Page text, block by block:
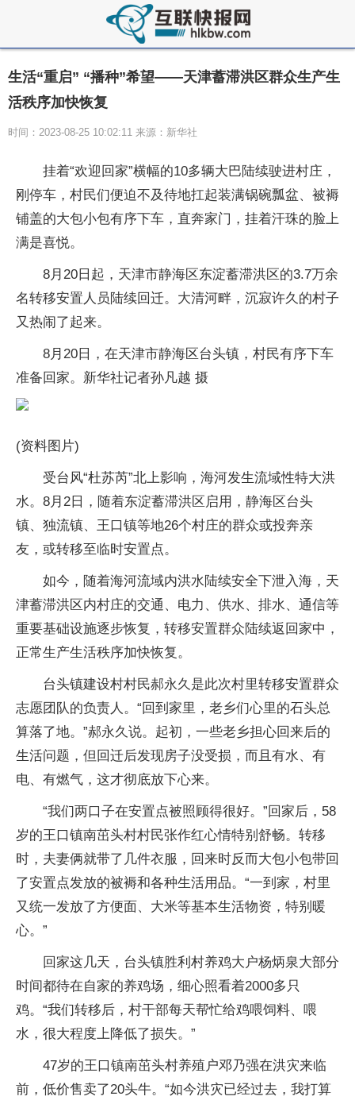
生活“重启” “播种”希望——天津蓄滞洪区群众生产生
活秩序加快恢复
时间：2023-08-25 10:02:11 来源：新华社
挂着“欢迎回家”横幅的10多辆大巴陆续驶进村庄，
刚停车，村民们便迫不及待地扛起装满锅碗瓢盆、被褥
铺盖的大包小包有序下车，直奔家门，挂着汗珠的脸上
满是喜悦。
8月20日起，天津市静海区东淀蓄滞洪区的3.7万余
名转移安置人员陆续回迁。大清河畔，沉寂许久的村子
又热闹了起来。
8月20日，在天津市静海区台头镇，村民有序下车
准备回家。新华社记者孙凡越 摄
(资料图片)
受台风“杜苏芮”北上影响，海河发生流域性特大洪
水。8月2日，随着东淀蓄滞洪区启用，静海区台头
镇、独流镇、王口镇等地26个村庄的群众或投奔亲
友，或转移至临时安置点。
如今，随着海河流域内洪水陆续安全下泄入海，天
津蓄滞洪区内村庄的交通、电力、供水、排水、通信等
重要基础设施逐步恢复，转移安置群众陆续返回家中，
正常生产生活秩序加快恢复。
台头镇建设村村民郝永久是此次村里转移安置群众
志愿团队的负责人。“回到家里，老乡们心里的石头总
算落了地。”郝永久说。起初，一些老乡担心回来后的
生活问题，但回迁后发现房子没受损，而且有水、有
电、有燃气，这才彻底放下心来。
“我们两口子在安置点被照顾得很好。”回家后，58
岁的王口镇南茁头村村民张作红心情特别舒畅。转移
时，夫妻俩就带了几件衣服，回来时反而大包小包带回
了安置点发放的被褥和各种生活用品。“一到家，村里
又统一发放了方便面、大米等基本生活物资，特别暖
心。”
回家这几天，台头镇胜利村养鸡大户杨炳泉大部分
时间都待在自家的养鸡场，细心照看着2000多只
鸡。“我们转移后，村干部每天帮忙给鸡喂饲料、喂
水，很大程度上降低了损失。”
47岁的王口镇南茁头村养殖户邓乃强在洪灾来临
前，低价售卖了20头牛。“如今洪灾已经过去，我打算